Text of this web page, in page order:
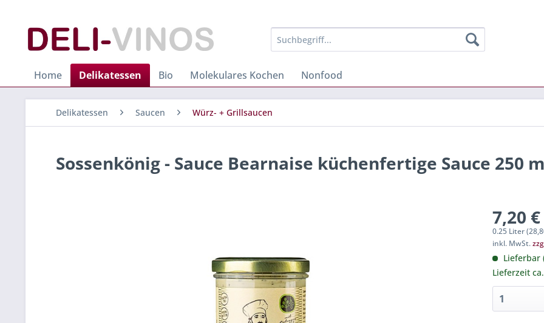
Home Delikatessen Bio Molekulares Kochen Nonfood
Delikatessen Saucen Würz- + Grillsaucen
Sossenkönig - Sauce Bearnaise küchenfertige Sauce 250
7,20
0.25 Liter
inkl. MwSt.
Lieferbar
Lieferzeit